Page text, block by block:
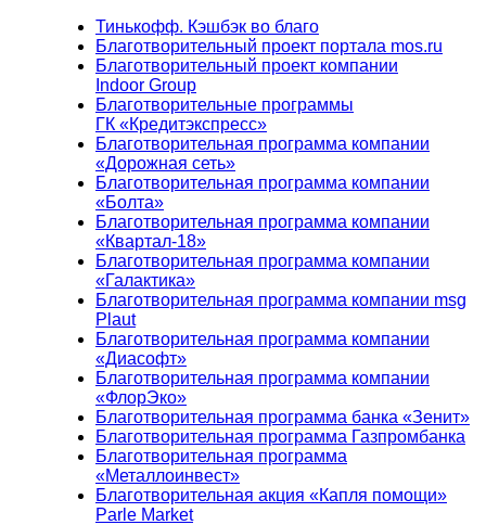
Тинькофф. Кэшбэк во благо
Благотворительный проект портала mos.ru
Благотворительный проект компании
Indoor Group
Благотворительные программы
ГК «Кредитэкспресс»
Благотворительная программа компании
«Дорожная сеть»
Благотворительная программа компании
«Болта»
Благотворительная программа компании
«Квартал-18»
Благотворительная программа компании
«Галактика»
Благотворительная программа компании msg
Plaut
Благотворительная программа компании
«Диасофт»
Благотворительная программа компании
«ФлорЭко»
Благотворительная программа банка «Зенит»
Благотворительная программа Газпромбанка
Благотворительная программа
«Металлоинвест»
Благотворительная акция «Капля помощи»
Parle Market